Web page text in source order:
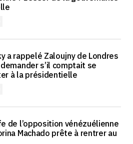
a rappelé Zaloujny de Londres
s’il comptait se
à la présidentielle
de l’opposition vénézuélienne
Machado prête à rentrer au